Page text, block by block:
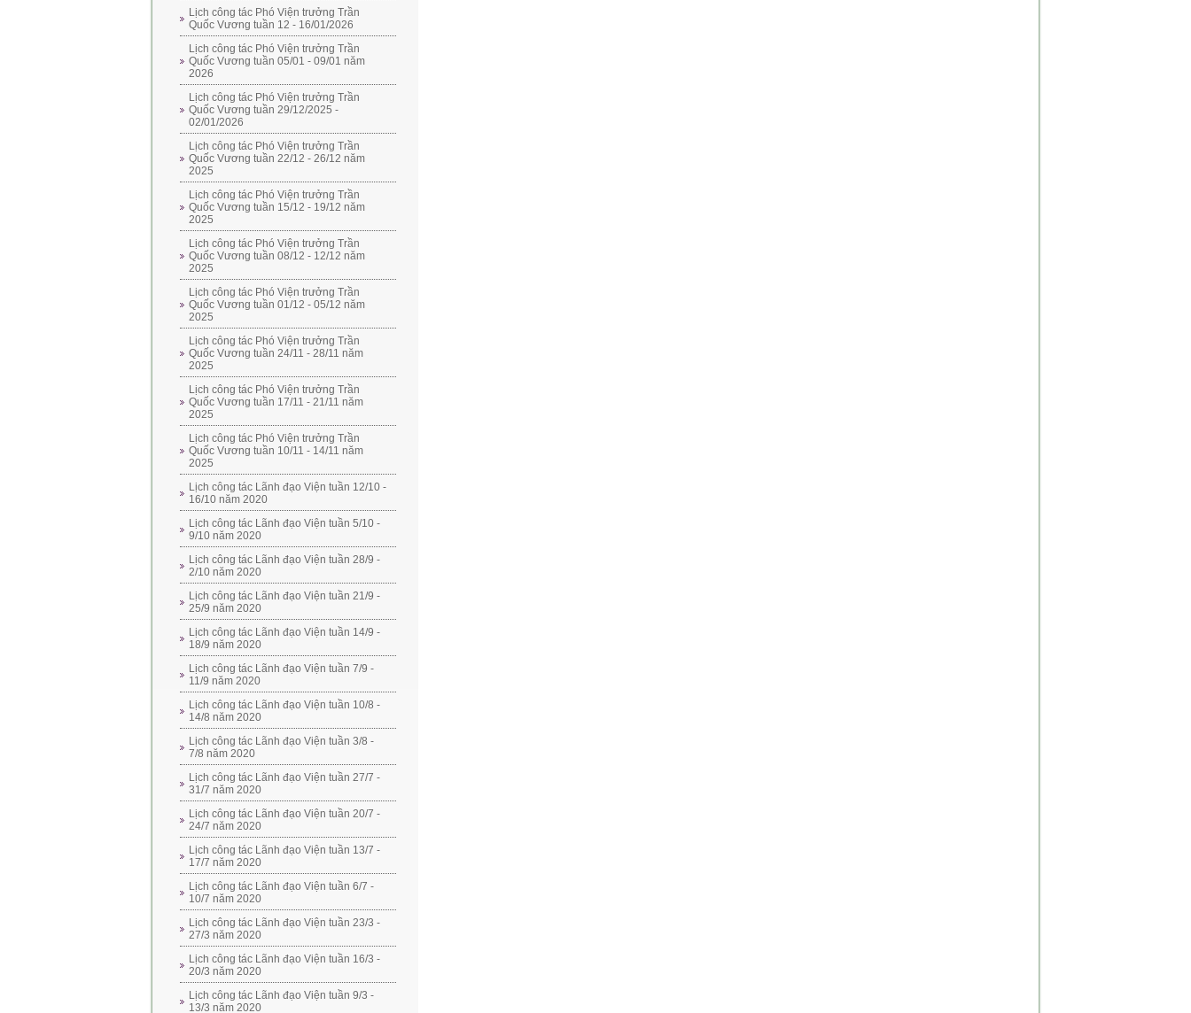
Lịch công tác Phó Viện trưởng Trần
Quốc Vương tuần 12 - 16/01/2026
Lịch công tác Phó Viện trưởng Trần
Quốc Vương tuần 05/01 - 09/01 năm
2026
Lịch công tác Phó Viện trưởng Trần
Quốc Vương tuần 29/12/2025 -
02/01/2026
Lịch công tác Phó Viện trưởng Trần
Quốc Vương tuần 22/12 - 26/12 năm
2025
Lịch công tác Phó Viện trưởng Trần
Quốc Vương tuần 15/12 - 19/12 năm
2025
Lịch công tác Phó Viện trưởng Trần
Quốc Vương tuần 08/12 - 12/12 năm
2025
Lịch công tác Phó Viện trưởng Trần
Quốc Vương tuần 01/12 - 05/12 năm
2025
Lịch công tác Phó Viện trưởng Trần
Quốc Vương tuần 24/11 - 28/11 năm
2025
Lịch công tác Phó Viện trưởng Trần
Quốc Vương tuần 17/11 - 21/11 năm
2025
Lịch công tác Phó Viện trưởng Trần
Quốc Vương tuần 10/11 - 14/11 năm
2025
Lịch công tác Lãnh đạo Viện tuần 12/10 -
16/10 năm 2020
Lịch công tác Lãnh đạo Viện tuần 5/10 -
9/10 năm 2020
Lịch công tác Lãnh đạo Viện tuần 28/9 -
2/10 năm 2020
Lịch công tác Lãnh đạo Viện tuần 21/9 -
25/9 năm 2020
Lịch công tác Lãnh đạo Viện tuần 14/9 -
18/9 năm 2020
Lịch công tác Lãnh đạo Viện tuần 7/9 -
11/9 năm 2020
Lịch công tác Lãnh đạo Viện tuần 10/8 -
14/8 năm 2020
Lịch công tác Lãnh đạo Viện tuần 3/8 -
7/8 năm 2020
Lịch công tác Lãnh đạo Viện tuần 27/7 -
31/7 năm 2020
Lịch công tác Lãnh đạo Viện tuần 20/7 -
24/7 năm 2020
Lịch công tác Lãnh đạo Viện tuần 13/7 -
17/7 năm 2020
Lịch công tác Lãnh đạo Viện tuần 6/7 -
10/7 năm 2020
Lịch công tác Lãnh đạo Viện tuần 23/3 -
27/3 năm 2020
Lịch công tác Lãnh đạo Viện tuần 16/3 -
20/3 năm 2020
Lịch công tác Lãnh đạo Viện tuần 9/3 -
13/3 năm 2020